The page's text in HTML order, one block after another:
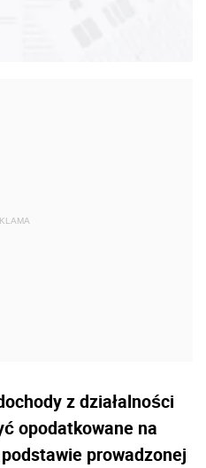
z działalności
opodatkowane na
prowadzonej